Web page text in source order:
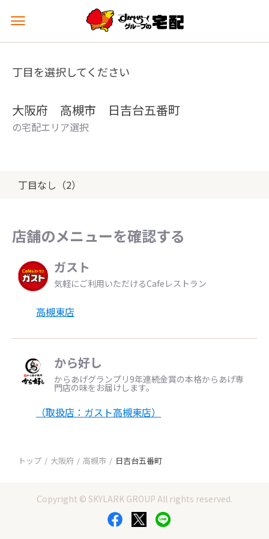
メ
ュ
を
丁目を選択してください
大阪府 高槻市 日吉台五番町
の宅配エリア選択
丁目なし（2）
店舗のメニューを確認する
ガスト
気軽にご利用いただけるCafeレストラン
高槻東店
から好し
からあげグランプリ9年連続金賞の本格からあげ専
門店の味をお届けします。
（取扱店：ガスト高槻東店）
トップ 大阪府 高槻市 日吉台五番町
Copyright © SKYLARK GROUP All rights reserved.